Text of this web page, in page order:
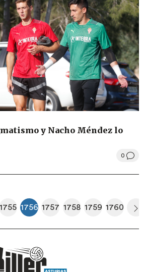
y Nacho Méndez lo
0
Página
1755
Página actual
1756 1757 1758 1759
Página
1760